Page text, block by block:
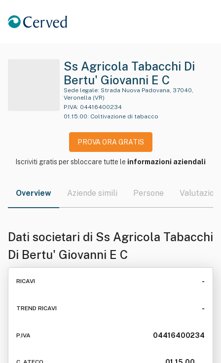
Ss Agricola Tabacchi Di
Bertu' Giovanni E C
Sede legale:
Veronella (VR)
P.IVA: 04416400234
01.15.00: Coltivazione di tabacco
PROVA ORA GRATIS
Iscriviti gratis per sbloccare tutte le informazioni aziendali
Overview Aziende simili Persone Valutazioni
Dati societari di Ss Agricola Tabacchi
Di Bertu' Giovanni E C
RICAVI -
TREND RICAVI -
P.IVA 04416400234